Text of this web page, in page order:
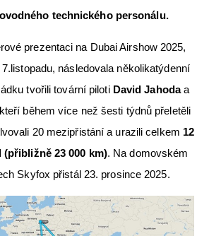
technického personálu.
prezentaci na Dubai Airshow 2025,
následovala několikatýdenní
tvořili tovární piloti David Jahodaa
během více než šesti týdnů přeletěli
20 mezipřistání a urazili celkem 12
23 000 km). Na domovském
Skyfox přistál 23. prosince 2025.